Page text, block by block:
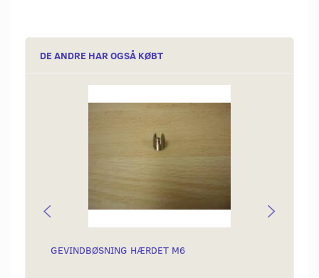
DE ANDRE HAR OGSÅ KØBT
GEVINDBØSNING HÆRDET M6